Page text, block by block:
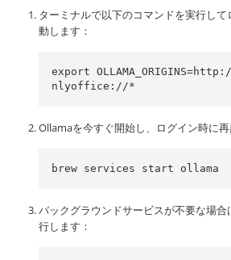
ターミナルで以下のコマンドを実行し
動します：
export
nlyoffice://*
Ollamaを今すぐ開始し、ログイン時に再
brew services start ollama
バックグラウンドサービスが不要な場
行します：